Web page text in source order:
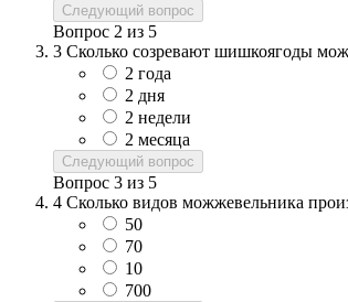
Следующий вопрос
Вопрос 2 из 5
3 Сколько созревают шишкоягоды
2 года
2 дня
2 недели
2 месяца
Следующий вопрос
Вопрос 3 из 5
4 Сколько видов можжевельника
50
70
10
700